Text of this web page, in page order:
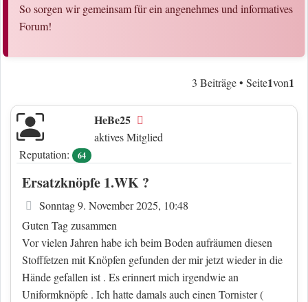
So sorgen wir gemeinsam für ein angenehmes und informatives
Forum!
3 Beiträge • Seite1von1
HeBe25
aktives Mitglied
Reputation:
64
Ersatzknöpfe 1.WK ?
Beitrag
Sonntag 9. November 2025, 10:48
Guten Tag zusammen
Vor vielen Jahren habe ich beim Boden aufräumen diesen
Stofffetzen mit Knöpfen gefunden der mir jetzt wieder in die
Hände gefallen ist . Es erinnert mich irgendwie an
Uniformknöpfe . Ich hatte damals auch einen Tornister (